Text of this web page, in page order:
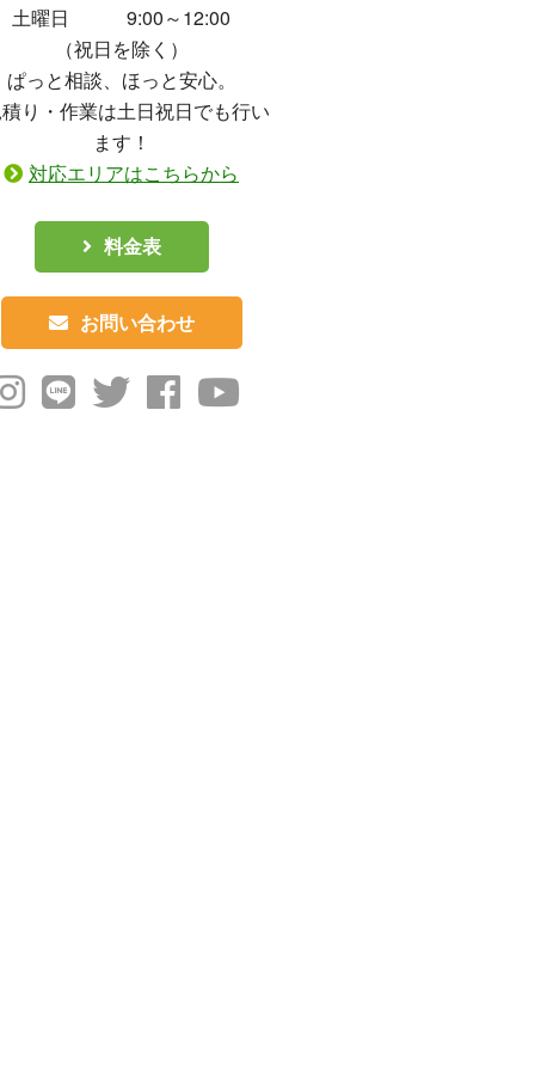
土曜日 9:00～12:00
（祝日を除く）
ぱっと相談、ほっと安心。
り・作業は土日祝日でも行い
ます！
対応エリアはこちらから
料金表
お問い合わせ